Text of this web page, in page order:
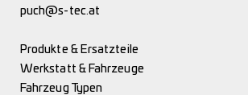
puch@s-tec.at
Produkte & Ersatzteile
Werkstatt & Fahrzeuge
Fahrzeug Typen